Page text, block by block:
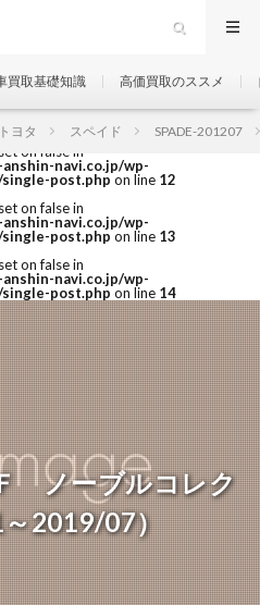
on false in
navi.co.jp/wp-
post.php on line 12
on false in
navi.co.jp/wp-
post.php on line 13
on false in
navi.co.jp/wp-
post.php on line 14
買取基礎知識 高価買取のススメ
ノーブルコレク
2019/07）
トヨタ スペイド SPADE-201207